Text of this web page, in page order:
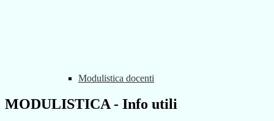
Modulistica docenti
MODULISTICA - Info utili